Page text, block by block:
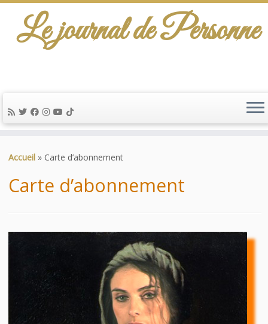
au
Le journal de Personne
Accueil » Carte d’abonnement
Carte d’abonnement